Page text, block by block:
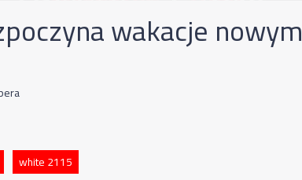
wakacje nowym
white 2115